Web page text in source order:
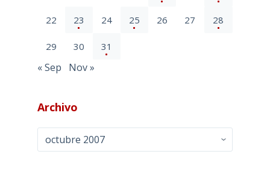
22 23 24 25 26 27 28
29 30 31
« Sep Nov »
Archivo
Archivo